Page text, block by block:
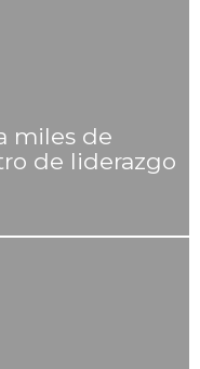
miles de
de liderazgo